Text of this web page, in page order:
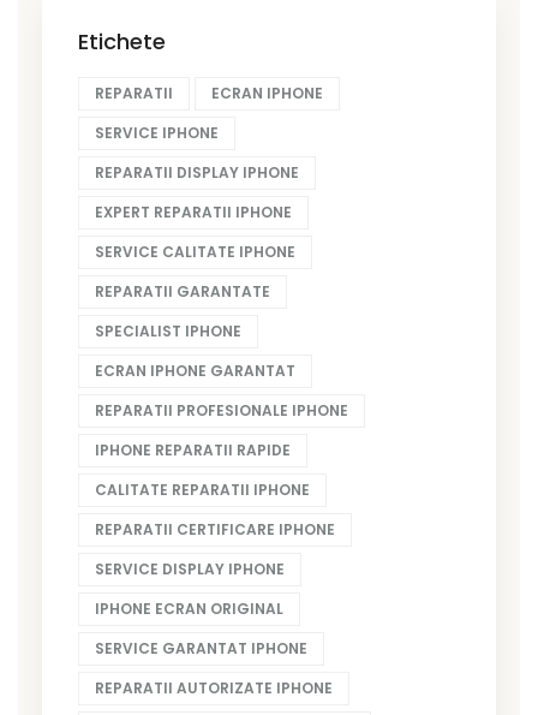
Etichete
REPARATII
ECRAN IPHONE
SERVICE IPHONE
REPARATII DISPLAY IPHONE
EXPERT REPARATII IPHONE
SERVICE CALITATE IPHONE
REPARATII GARANTATE
SPECIALIST IPHONE
ECRAN IPHONE GARANTAT
REPARATII PROFESIONALE IPHONE
IPHONE REPARATII RAPIDE
CALITATE REPARATII IPHONE
REPARATII CERTIFICARE IPHONE
SERVICE DISPLAY IPHONE
IPHONE ECRAN ORIGINAL
SERVICE GARANTAT IPHONE
REPARATII AUTORIZATE IPHONE